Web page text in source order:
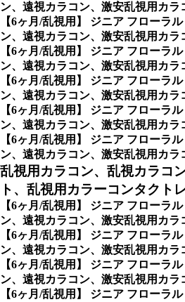
ン、遠視カラコン、激安乱視用カ
【6ヶ月/乱視用】 ジニア フローラ
ン、遠視カラコン、激安乱視用カ
【6ヶ月/乱視用】 ジニア フローラ
ン、遠視カラコン、激安乱視用カラ
【6ヶ月/乱視用】 ジニア フローラ
ン、遠視カラコン、激安乱視用カラ
【6ヶ月/乱視用】 ジニア フローラ
ン、遠視カラコン、激安乱視用カ
【6ヶ月/乱視用】 ジニア フローラ
ン、遠視カラコン、激安乱視用カ
乱視用カラコン、乱視カラコ
ト、乱視用カラーコンタクト
【6ヶ月/乱視用】 ジニア フローラ
ン、遠視カラコン、激安乱視用カラ
【6ヶ月/乱視用】 ジニア フローラ
ン、遠視カラコン、激安乱視用カ
【6ヶ月/乱視用】 ジニア フローラ
ン、遠視カラコン、激安乱視用カ
【6ヶ月/乱視用】 ジニア フローラ